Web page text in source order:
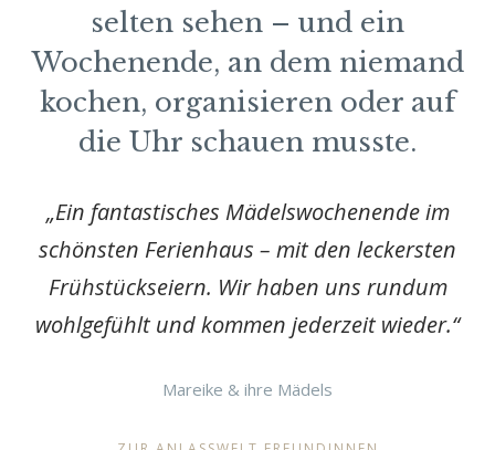
selten sehen – und ein
Wochenende, an dem niemand
kochen, organisieren oder auf
die Uhr schauen musste.
„Ein fantastisches Mädelswochenende im
schönsten Ferienhaus – mit den leckersten
Frühstückseiern. Wir haben uns rundum
wohlgefühlt und kommen jederzeit wieder.“
Mareike & ihre Mädels